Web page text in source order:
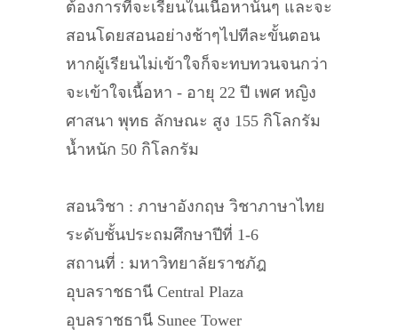
ต้องการที่จะเรียนในเนื้อหานั้นๆ และจะ
สอนโดยสอนอย่างช้าๆไปทีละขั้นตอน
หากผู้เรียนไม่เข้าใจก็จะทบทวนจนกว่า
จะเข้าใจเนื้อหา - อายุ 22 ปี เพศ หญิง
ศาสนา พุทธ ลักษณะ สูง 155 กิโลกรัม
น้ำหนัก 50 กิโลกรัม
สอนวิชา : ภาษาอังกฤษ วิชาภาษาไทย
ระดับชั้นประถมศึกษาปีที่ 1-6
สถานที่ : มหาวิทยาลัยราชภัฎ
อุบลราชธานี Central Plaza
อุบลราชธานี Sunee Tower